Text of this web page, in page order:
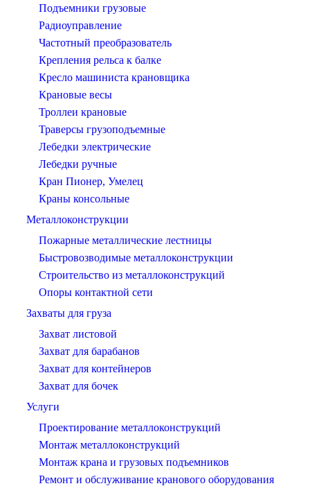
Подъемники грузовые
Радиоуправление
Частотный преобразователь
Крепления рельса к балке
Кресло машиниста крановщика
Крановые весы
Троллеи крановые
Траверсы грузоподъемные
Лебедки электрические
Лебедки ручные
Кран Пионер, Умелец
Краны консольные
Металлоконструкции
Пожарные металлические лестницы
Быстровозводимые металлоконструкции
Строительство из металлоконструкций
Опоры контактной сети
Захваты для груза
Захват листовой
Захват для барабанов
Захват для контейнеров
Захват для бочек
Услуги
Проектирование металлоконструкций
Монтаж металлоконструкций
Монтаж крана и грузовых подъемников
Ремонт и обслуживание кранового оборудования